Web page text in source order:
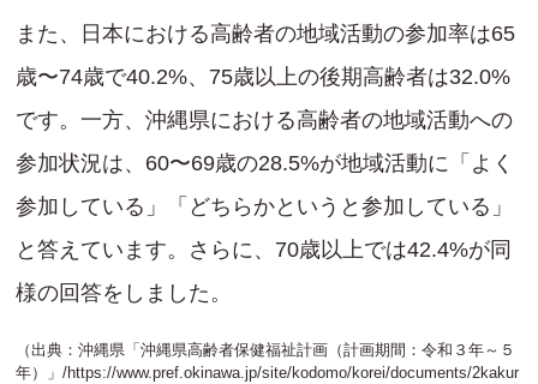
また、日本における高齢者の地域活動の参加率は65
歳〜74歳で40.2%、75歳以上の後期高齢者は32.0%
です。一方、沖縄県における高齢者の地域活動への
参加状況は、60〜69歳の28.5%が地域活動に「よく
参加している」「どちらかというと参加している」
と答えています。さらに、70歳以上では42.4%が同
様の回答をしました。
（出典：沖縄県「沖縄県高齢者保健福祉計画（計画期間：令和３年～５
年）」/https://www.pref.okinawa.jp/site/kodomo/korei/documents/2kakur